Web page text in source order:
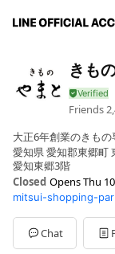
きも
Friends
大正6年創業のきも
愛知県 愛知郡東郷町
愛知東郷3階
Closed Opens Thu
Sun10: - 21:00
Mon10: - 20:00
Tue10: - 20:00
Wed10: - 20:00
Chat